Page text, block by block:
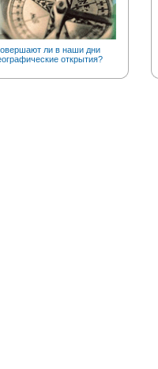
ли в наши дни
открытия?